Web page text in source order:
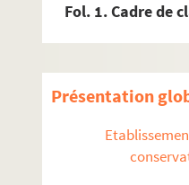
Fol. 1. Cadre de
Présentation
Souvenirs et